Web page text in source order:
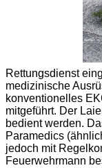
Rettungsdienst
medizinische
konventionelles
mitgeführt. Der
bedient werden.
Paramedics
jedoch mit
Feuerwehrmann